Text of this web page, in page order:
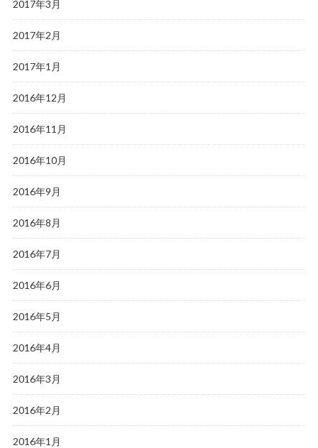
2017年3月
2017年2月
2017年1月
2016年12月
2016年11月
2016年10月
2016年9月
2016年8月
2016年7月
2016年6月
2016年5月
2016年4月
2016年3月
2016年2月
2016年1月